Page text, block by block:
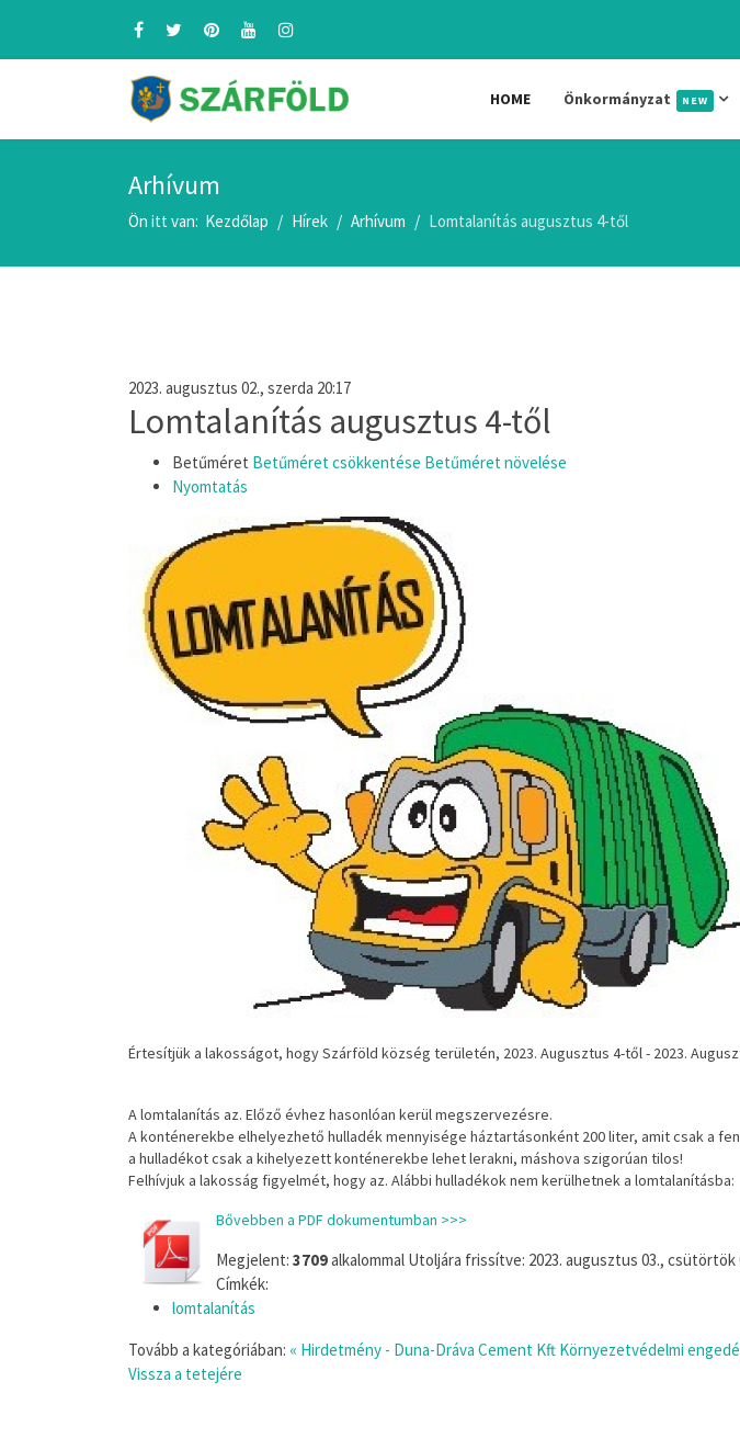
HOME Önkormányzat NEW
Arhívum
Ön itt van: Kezdőlap Hírek Arhívum Lomtalanítás augusztus 4-től
2023. augusztus 02., szerda 20:17
Lomtalanítás augusztus 4-től
Betűméret Betűméret csökkentése Betűméret növelése
Nyomtatás
Értesítjük a lakosságot, hogy Szárföld község területén, 2023. Augusztus 4-től - 2023.
A lomtalanítás az. Előző évhez hasonlóan kerül megszervezésre.
A konténerekbe elhelyezhető hulladék mennyisége háztartásonként 200 liter, amit csak a
a hulladékot csak a kihelyezett konténerekbe lehet lerakni, máshova szigorúan tilos!
Felhívjuk a lakosság figyelmét, hogy az. Alábbi hulladékok nem kerülhetnek a lomtalanításba:
Bővebben a PDF dokumentumban >>>
Megjelent: 3709alkalommal Utoljára frissítve: 2023. augusztus 03., csütörtök
Címkék:
lomtalanítás
Tovább a kategóriában: « Hirdetmény - Duna-Dráva Cement Kft Környezetvédelmi
Vissza a tetejére